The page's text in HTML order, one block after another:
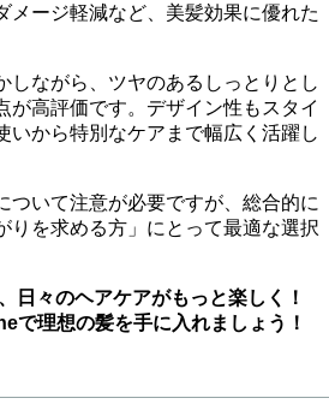
メージ軽減など、美髪効果に優れた
しながら、ツヤのあるしっとりとし
が高評価です。デザイン性もスタイ
いから特別なケアまで幅広く活躍し
ついて注意が必要ですが、総合的に
りを求める方」にとって最適な選択
日々のヘアケアがもっと楽しく！
理想の髪を手に入れましょう！